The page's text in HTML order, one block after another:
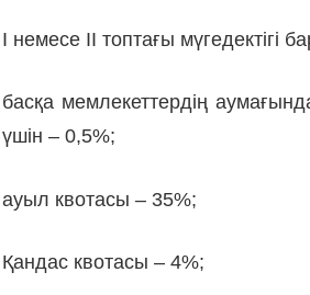
I немесе II топтағы мүгедектігі
басқа мемлекеттердiң
үшін – 0,5%;
ауыл квотасы – 35%;
Қандас квотасы – 4%;